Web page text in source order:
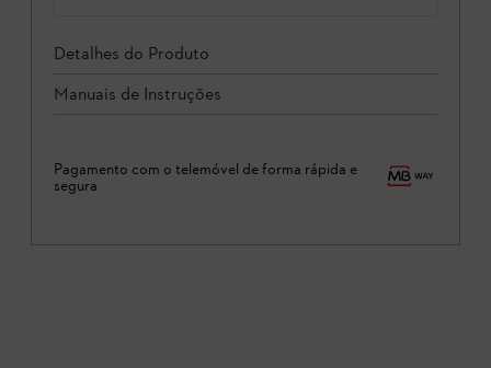
Detalhes do Produto
Manuais de Instruções
Pagamento com o telemóvel de forma rápida e
segura